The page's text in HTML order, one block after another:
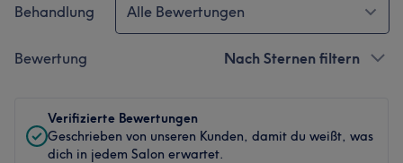
Behandlung Alle Bewertungen
Bewertung Nach Sternen filtern
Verifizierte Bewertungen
Geschrieben von unseren Kunden, damit du weißt, was
dich in jedem Salon erwartet.